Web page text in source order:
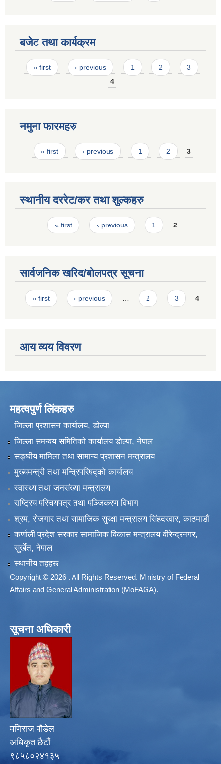
बजेट तथा कार्यक्रम
Pages
« first ‹ previous 1 2
3
4
नमुना फारमहरु
Pages
« first ‹ previous 1 2 3
स्थानीय दररेट/कर तथा शुल्कहरु
Pages« first ‹ previous 1 2
सार्वजनिक खरिद/बोलपत्र सूचना
Pages
« first ‹ previous … 2 3 4
आय व्यय विवरण
महत्वपुर्ण लिंकहरु
जिल्ला प्रशासन कार्यालय, डोल्पा
जिल्ला समन्वय समितिको कार्यालय डोल्पा, नेपाल
सङ्‍घीय मामिला तथा सामान्य प्रशासन मन्त्रालय
मुख्यमन्त्री तथा मन्त्रिपरिषद्को कार्यालय
स्वास्थ्य तथा जनसंख्या मन्त्रालय
राष्ट्रिय परिचयपत्र तथा पञ्जिकरण विभाग
श्रम, रोजगार तथा सामाजिक सुरक्षा मन्त्रालय सिंहदरवार, काठमाडाैं
कर्णाली प्रदेश सरकार सामाजिक विकास मन्त्रालय वीरेन्द्रनगर,
सुर्खेत, नेपाल
स्थानीय तहहरू
Copyright © 2026 . All Rights Reserved. Ministry of Federal
Affairs and General Administration (MoFAGA).
सूचना अधिकारी
मणिराज पौडेल
अधिकृत छैटौं
९८५८०२४१३५